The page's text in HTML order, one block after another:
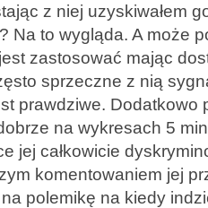
z niej uzyskiwałem
Na to wygląda. A może
zastosować mając
sprzeczne z nią
prawdziwe. Dodatkowo
na wykresach 5
jej całkowicie
komentowaniem jej
polemikę na kiedy